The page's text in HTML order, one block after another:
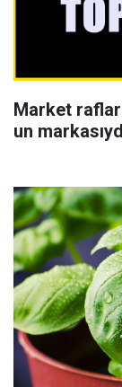
Market
un